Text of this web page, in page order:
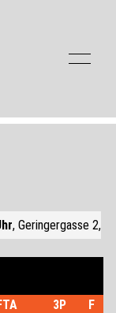
, Geringergasse 2,
3P
F